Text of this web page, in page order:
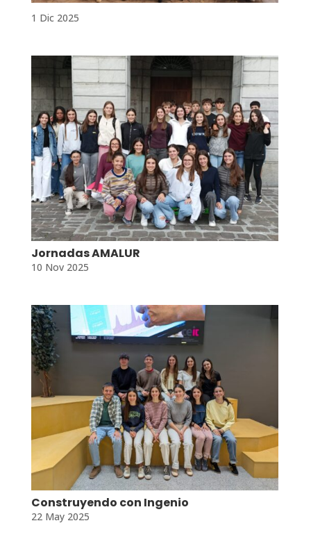
1 Dic 2025
Jornadas AMALUR
10 Nov 2025
Construyendo con Ingenio
22 May 2025